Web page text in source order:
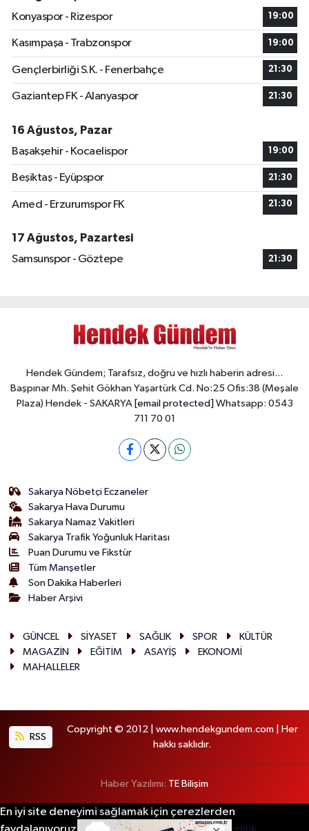
Konyaspor - Rizespor
19:00
Kasımpaşa - Trabzonspor 19:00
Gençlerbirliği S.K. - Fenerbahçe 21:30
Gaziantep FK - Alanyaspor 21:30
16 Ağustos, Pazar
Başakşehir - Kocaelispor
19:00
Beşiktaş - Eyüpspor 21:30
Amed - Erzurumspor FK 21:30
17 Ağustos, Pazartesi
Samsunspor - Göztepe
21:30
Hendek Gündem; Tarafsız, doğru ve hızlı haberin adresi...
Başpınar Mh. Şehit Gökhan Yaşartürk Cd. No:25 Ofis:38 (Meşale
Plaza) Hendek - SAKARYA [email protected] Whatsapp: 0543
711 70 01
Sakarya Nöbetçi Eczaneler
Sakarya Hava Durumu
Sakarya Namaz Vakitleri
Sakarya Trafik Yoğunluk Haritası
Puan Durumu ve Fikstür
Tüm Manşetler
Son Dakika Haberleri
Haber Arşivi
GÜNCEL SİYASET SAĞLIK SPOR
KÜLTÜR
MAGAZİN
EĞİTİM ASAYİŞ
EKONOMİ
MAHALLELER
RSS
Copyright © 2012 | www.hendekgundem.com | Her
hakkı saklıdır.
Haber Yazılımı: TE Bilişim
En iyi site deneyimi sağlamak için çerezlerden